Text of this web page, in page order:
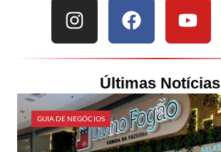
Últimas Notícias
GUIA DE NEGÓCIOS